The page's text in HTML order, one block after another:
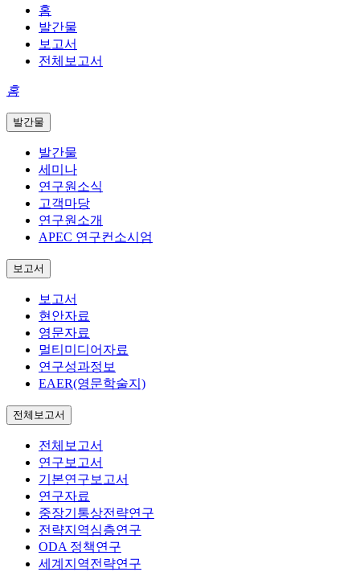
홈
발간물
보고서
전체보고서
홈
발간물
발간물
세미나
연구원소식
고객마당
연구원소개
APEC 연구컨소시엄
보고서
보고서
현안자료
영문자료
멀티미디어자료
연구성과정보
EAER(영문학술지)
전체보고서
전체보고서
연구보고서
기본연구보고서
연구자료
중장기통상전략연구
전략지역심층연구
ODA 정책연구
세계지역전략연구